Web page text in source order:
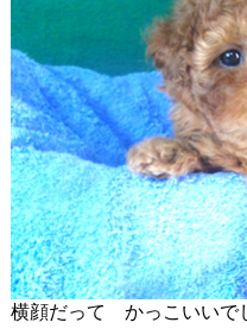
横顔だって かっこいいで